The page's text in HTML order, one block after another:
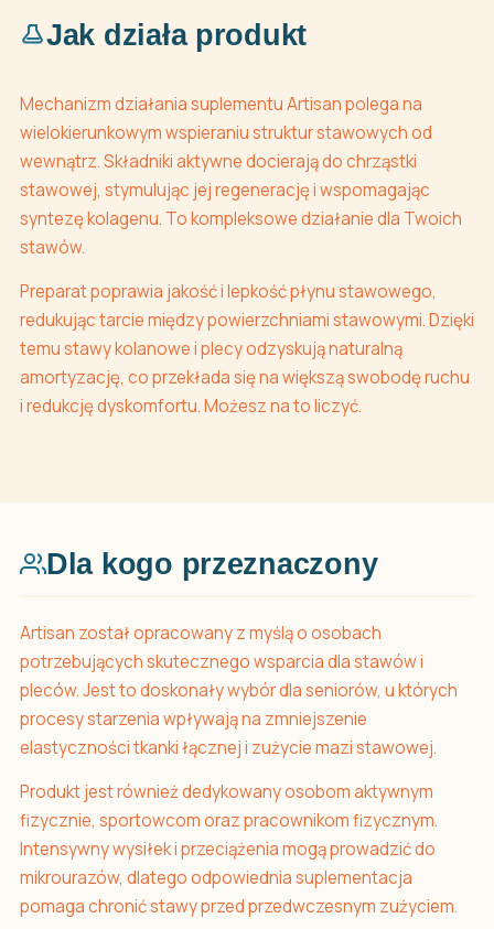
Jak działa produkt
Mechanizm działania suplementu Artisan polega na
wielokierunkowym wspieraniu struktur stawowych od
wewnątrz. Składniki aktywne docierają do chrząstki
stawowej, stymulując jej regenerację i wspomagając
syntezę kolagenu. To kompleksowe działanie dla Twoich
stawów.
Preparat poprawia jakość i lepkość płynu stawowego,
redukując tarcie między powierzchniami stawowymi. Dzięki
temu stawy kolanowe i plecy odzyskują naturalną
amortyzację, co przekłada się na większą swobodę ruchu
i redukcję dyskomfortu. Możesz na to liczyć.
Dla kogo przeznaczony
Artisan został opracowany z myślą o osobach
potrzebujących skutecznego wsparcia dla stawów i
pleców. Jest to doskonały wybór dla seniorów, u których
procesy starzenia wpływają na zmniejszenie
elastyczności tkanki łącznej i zużycie mazi stawowej.
Produkt jest również dedykowany osobom aktywnym
fizycznie, sportowcom oraz pracownikom fizycznym.
Intensywny wysiłek i przeciążenia mogą prowadzić do
mikrourazów, dlatego odpowiednia suplementacja
pomaga chronić stawy przed przedwczesnym zużyciem.